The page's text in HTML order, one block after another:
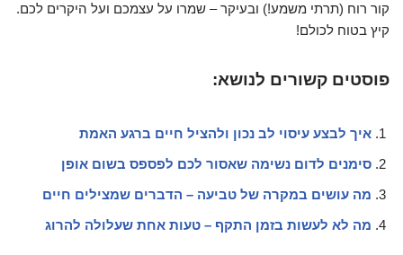
קור רוח (תרתי משמע!) ובעיקר – שמרו על עצמכם ועל היקרים לכם.
קיץ בטוח לכולם!
פוסטים קשורים לנושא:
איך לבצע עיסוי לב נכון ולהציל חיים ברגע האמת
סימנים לדום נשימה שאסור לכם לפספס בשום אופן
מה עושים במקרה של טביעה – הדברים שמצילים חיים
מה לא לעשות בזמן התקף – טעות אחת שעלולה להרוג